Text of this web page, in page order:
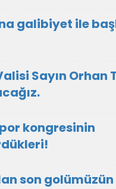
galibiyet ile
Sayın Orhan
kongresinin
son